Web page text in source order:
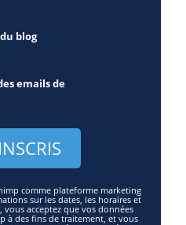
blog
emails de
comme plateforme marketing
sur les dates, les horaires et
vous acceptez que vos données
à des fins de traitement, et vous